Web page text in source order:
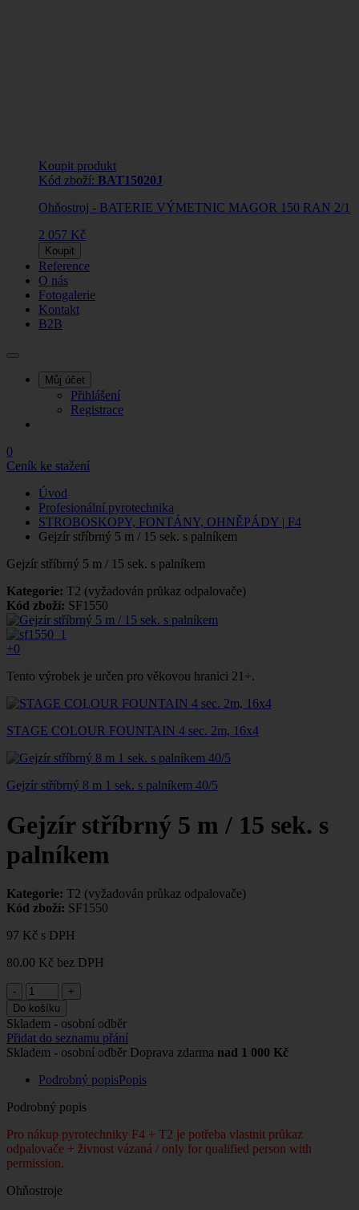
Koupit produkt
Kód zboží: BAT15020J
Ohňostroj - BATERIE VÝMETNIC MAGOR 150 RAN 2/1
2 057 Kč
Koupit
Reference
O nás
Fotogalerie
Kontakt
B2B
Můj účet
Přihlášení
Registrace
0
Ceník ke stažení
Úvod
Profesionální pyrotechnika
STROBOSKOPY, FONTÁNY, OHNĚPÁDY | F4
Gejzír stříbrný 5 m / 15 sek. s palníkem
Gejzír stříbrný 5 m / 15 sek. s palníkem
Kategorie: T2 (vyžadován průkaz odpalovače)
Kód zboží: SF1550
+0
Tento výrobek je určen pro věkovou hranici 21+.
STAGE COLOUR FOUNTAIN 4 sec. 2m, 16x4
Gejzír stříbrný 8 m 1 sek. s palníkem 40/5
Gejzír stříbrný 5 m / 15 sek. s
palníkem
Kategorie: T2 (vyžadován průkaz odpalovače)
Kód zboží: SF1550
97 Kč s DPH
80.00 Kč bez DPH
-
+
Do košíku
Skladem - osobní odběr
Přidat do seznamu přání
Skladem - osobní odběr Doprava zdarma nad 1 000 Kč
Podrobný popisPopis
Podrobný popis
Pro nákup pyrotechniky F4 + T2 je potřeba vlastnit průkaz
odpalovače + živnost vázaná / only for qualified person with
permission.
Ohňostroje